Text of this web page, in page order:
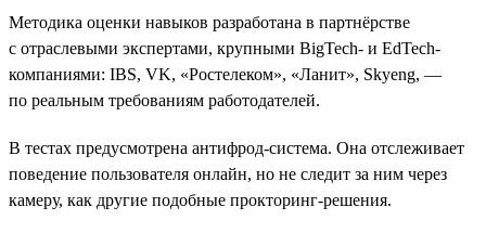
Методика оценки навыков разработана в партнёрстве
с отраслевыми экспертами, крупными BigTech- и EdTech-
компаниями: IBS, VK, «Ростелеком», «Ланит», Skyeng, —
по реальным требованиям работодателей.
В тестах предусмотрена антифрод-система. Она отслеживает
поведение пользователя онлайн, но не следит за ним через
камеру, как другие подобные прокторинг-решения.